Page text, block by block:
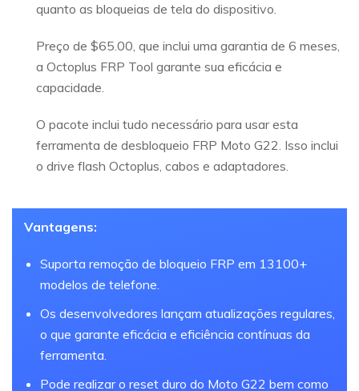
quanto as bloqueias de tela do dispositivo.
Preço de $65.00, que inclui uma garantia de 6 meses,
a Octoplus FRP Tool garante sua eficácia e
capacidade.
O pacote inclui tudo necessário para usar esta
ferramenta de desbloqueio FRP Moto G22. Isso inclui
o drive flash Octoplus, cabos e adaptadores.
Vantagens:
Suporta remoção de bloqueio FRP em 13100+
modelos de telefone.
Os desenvolvedores lançam atualizações regulares,
o que garante eficácia e eficiência contínuas da
ferramenta.
Pode realizar o reset duro do Moto G22 bem como